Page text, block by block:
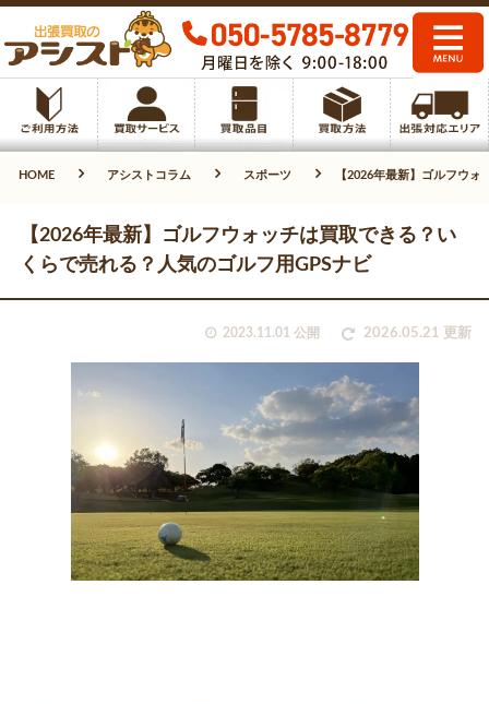
HOME アシストコラム スポーツ 【2026年最新】ゴルフウ
【2026年最新】ゴルフウォッチは買取できる？い
くらで売れる？人気のゴルフ用GPSナビ
2023.11.01 公開 2026.05.21 更新